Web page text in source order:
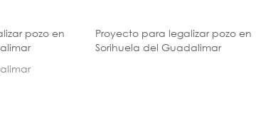
pozo en
Proyecto para legalizar pozo en
Sorihuela del Guadalimar